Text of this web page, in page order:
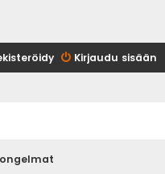
Kirjaudu sisään